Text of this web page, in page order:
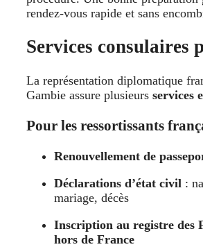
rendez-vous rapide et sans
Services consulaires
La représentation diplomatique
Gambie assure plusieurs services
Pour les ressortissants
Renouvellement de
Déclarations d’état civil :
mariage, décès
Inscription au registre des
hors de France